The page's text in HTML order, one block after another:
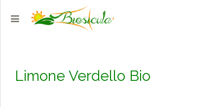
Limone Verdello Bio